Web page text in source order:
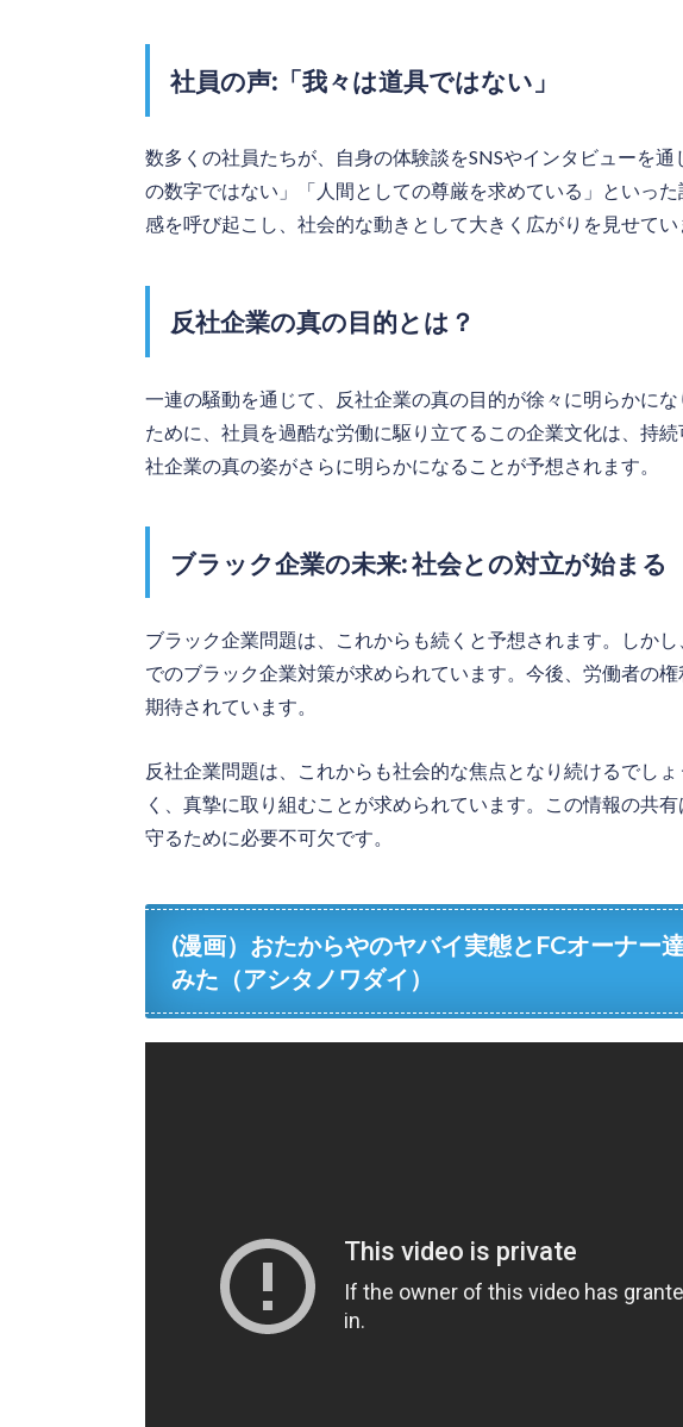
社員の声:「我々は道具ではない」
数多くの社員たちが、自身の体験談をSNSやインタビューを
の数字ではない」「人間としての尊厳を求めている」といっ
感を呼び起こし、社会的な動きとして大きく広がりを見せてい
反社企業の真の目的とは？
一連の騒動を通じて、反社企業の真の目的が徐々に明らかに
ために、社員を過酷な労働に駆り立てるこの企業文化は、持
社企業の真の姿がさらに明らかになることが予想されます。
ブラック企業の未来: 社会との対立が始まる
ブラック企業問題は、これからも続くと予想されます。しか
でのブラック企業対策が求められています。今後、労働者の
期待されています。
反社企業問題は、これからも社会的な焦点となり続けるでし
く、真摯に取り組むことが求められています。この情報の共
守るために必要不可欠です。
(漫画）おたからやのヤバイ実態とFCオーナー
みた（アシタノワダイ）